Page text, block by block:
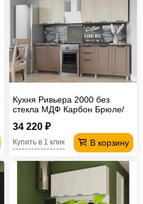
Кухня Ривьера 2000 без
стекла МДФ Карбон Брюле/
столешницы
34 220 ₽
В корзину
Купить в 1 клик